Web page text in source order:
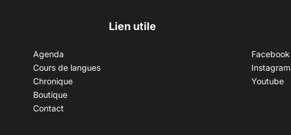
Lien utile
Agenda
Cours de langues
Chronique
Boutique
Contact
Facebook
Instagram
Youtube